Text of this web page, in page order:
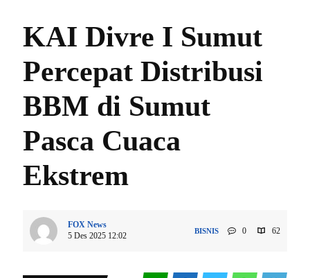
KAI Divre I Sumut
Percepat Distribusi
BBM di Sumut
Pasca Cuaca
Ekstrem
FOX News
5 Des 2025 12:02
BISNIS 0 62